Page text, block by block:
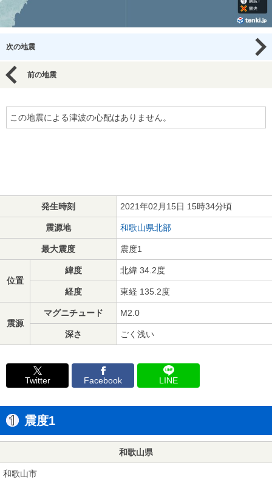
次の地震
前の地震
この地震による津波の心配はありません。
発生時刻 2021年02月15日 15時34分頃
震源地 和歌山県北部
最大震度 震度1
位置
緯度 北緯 34.2度
経度 東経 135.2度
震源
マグニチュード M2.0
深さ ごく浅い
Twitter Facebook LINE
震度1
和歌山県
和歌山市